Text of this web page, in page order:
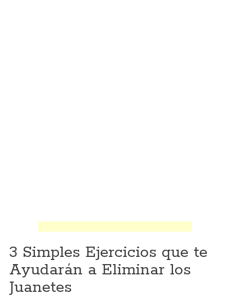
3 Simples Ejercicios que te
Ayudarán a Eliminar los
Juanetes